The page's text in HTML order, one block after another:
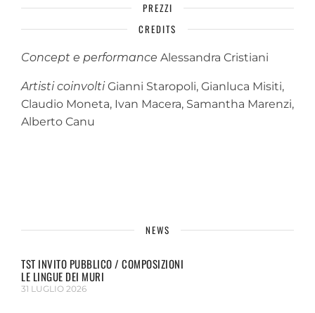
PREZZI
CREDITS
Concept e performance Alessandra Cristiani
Artisti coinvoltiGianni Staropoli, Gianluca Misiti,
Claudio Moneta, Ivan Macera, Samantha Marenzi,
Alberto Canu
NEWS
TST INVITO PUBBLICO / COMPOSIZIONI
LE LINGUE DEI MURI
31 LUGLIO 2026